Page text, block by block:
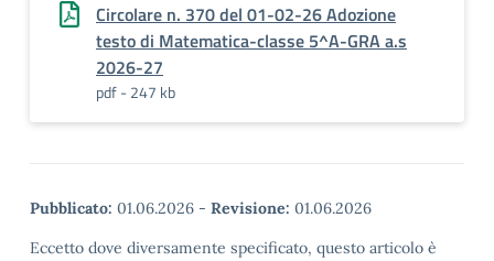
Circolare n. 370 del 01-02-26 Adozione
testo di Matematica-classe 5^A-GRA a.s
2026-27
pdf - 247 kb
Pubblicato: 01.06.2026 - Revisione: 01.06.2026
Eccetto dove diversamente specificato, questo articolo è